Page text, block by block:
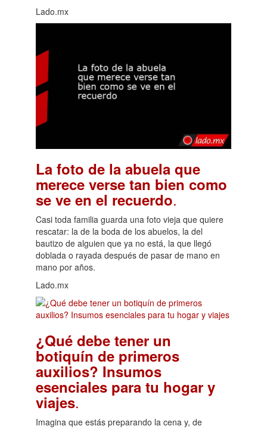
Lado.mx
La foto de la abuela que
merece verse tan bien como
se ve en el recuerdo.
Casi toda familia guarda una foto vieja que quiere
rescatar: la de la boda de los abuelos, la del
bautizo de alguien que ya no está, la que llegó
doblada o rayada después de pasar de mano en
mano por años.
Lado.mx
¿Qué debe tener un
botiquín de primeros
auxilios? Insumos
esenciales para tu hogar y
viajes.
Imagina que estás preparando la cena y, de